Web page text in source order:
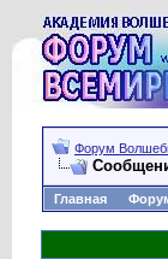
Форум
Главная